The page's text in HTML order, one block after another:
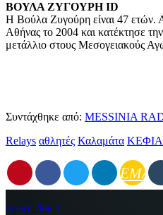
ΒΟΥΛΑ ΖΥΓΟΥΡΗ ID
Η Βούλα Ζυγούρη είναι 47 ετών.
Αθήνας το 2004 και κατέκτησε
μετάλλιο στους Μεσογειακούς
Συντάχθηκε από: MESSINIA
Relays αθλητές Καλαμάτα
EMAIL
insert_link 1